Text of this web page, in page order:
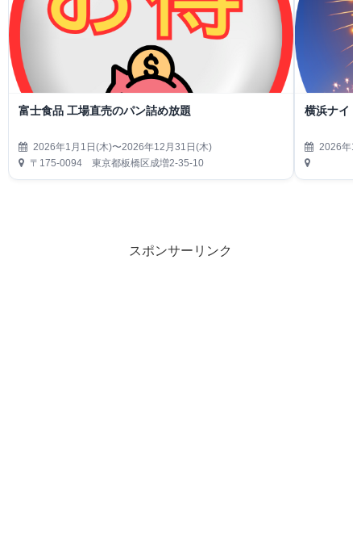
富士食品 工場直売のパン詰め放題
2026年1月1日(木)〜2026年12月31日(木)
〒175-0094 東京都板橋区成増2-35-10
横浜ナイ
2026年1
スポンサーリンク